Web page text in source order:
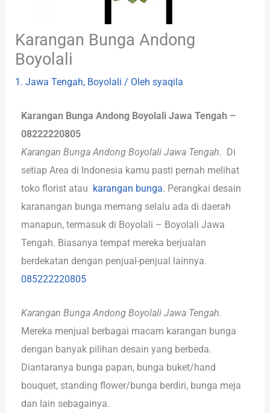
Karangan Bunga Andong
Boyolali
1. Jawa Tengah, Boyolali / Olehsyaqila
Karangan Bunga Andong Boyolali Jawa Tengah –
08222220805
Karangan Bunga Andong Boyolali Jawa Tengah. Di
setiap Area di Indonesia kamu pasti pernah melihat
toko florist atau karangan bunga. Perangkai desain
karanangan bunga memang selalu ada di daerah
manapun, termasuk di Boyolali – Boyolali Jawa
Tengah. Biasanya tempat mereka berjualan
berdekatan dengan penjual-penjual lainnya.
085222220805
Karangan Bunga Andong Boyolali Jawa Tengah.
Mereka menjual berbagai macam karangan bunga
dengan banyak pilihan desain yang berbeda.
Diantaranya bunga papan, bunga buket/hand
bouquet, standing flower/bunga berdiri, bunga meja
dan lain sebagainya.